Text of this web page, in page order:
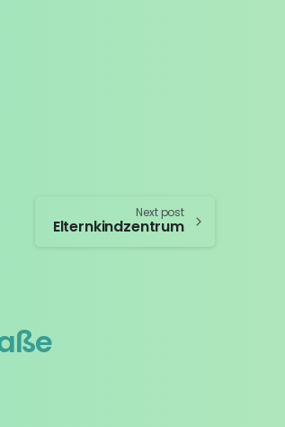
Next post
Elternkindzentrum